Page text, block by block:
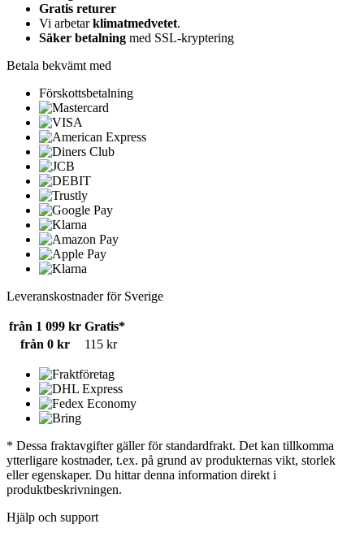
Gratis returer
Vi arbetarklimatmedvetet.
Säker betalning med SSL-kryptering
Betala bekvämt med
Förskottsbetalning
Leveranskostnader för Sverige
från 1 099 kr Gratis*
från 0 kr
115 kr
* Dessa fraktavgifter gäller för standardfrakt. Det kan tillkomma
ytterligare kostnader, t.ex. på grund av produkternas vikt, storlek
eller egenskaper. Du hittar denna information direkt i
produktbeskrivningen.
Hjälp och support